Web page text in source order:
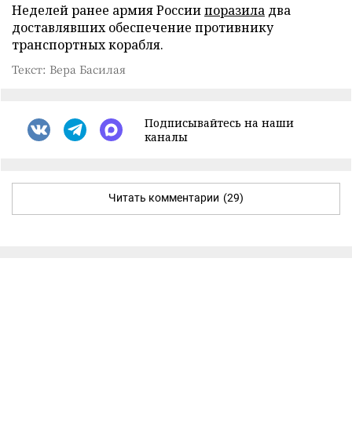
Неделей ранее армия Россиипоразила два
доставлявших обеспечение противнику
транспортных корабля.
Текст: Вера Басилая
Подписывайтесь на наши
каналы
Читать комментарии (29)